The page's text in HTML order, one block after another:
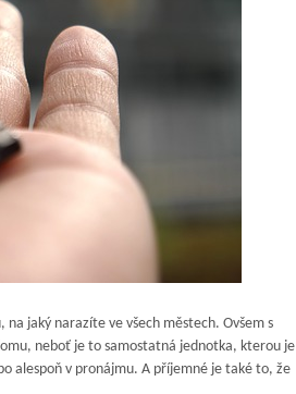
jaký narazíte ve všech městech. Ovšem s
neboť je to samostatná jednotka, kterou je
alespoň v pronájmu. A příjemné je také to, že